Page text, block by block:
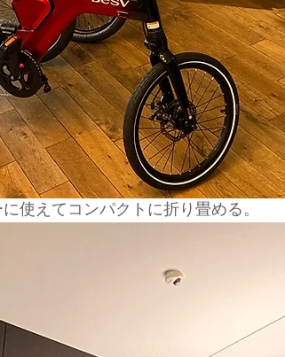
使えてコンパクトに折り畳める。